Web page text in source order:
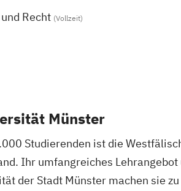
Recht (Vollzeit)
Münster
Studierenden ist die
Ihr umfangreiches
der Stadt Münster machen sie